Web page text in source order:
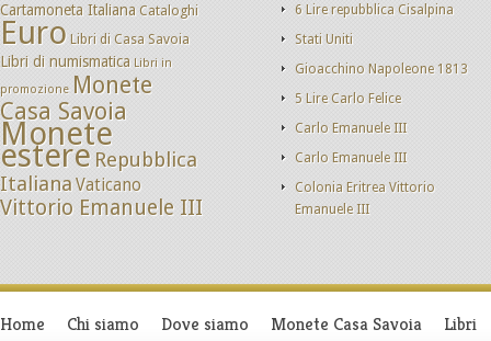
Cartamoneta Italiana Cataloghi
Euro Libri di Casa Savoia
Libri di numismatica Libri in
promozione Monete
Casa Savoia
Monete
estere Repubblica
ItalianaVaticano
Vittorio Emanuele III
6 Lire repubblica Cisalpina
Stati Uniti
Gioacchino Napoleone 1813
5 Lire Carlo Felice
Carlo Emanuele III
Carlo Emanuele III
Colonia Eritrea Vittorio
Emanuele III
Home Chi siamo Dove siamo Monete Casa Savoia Libri